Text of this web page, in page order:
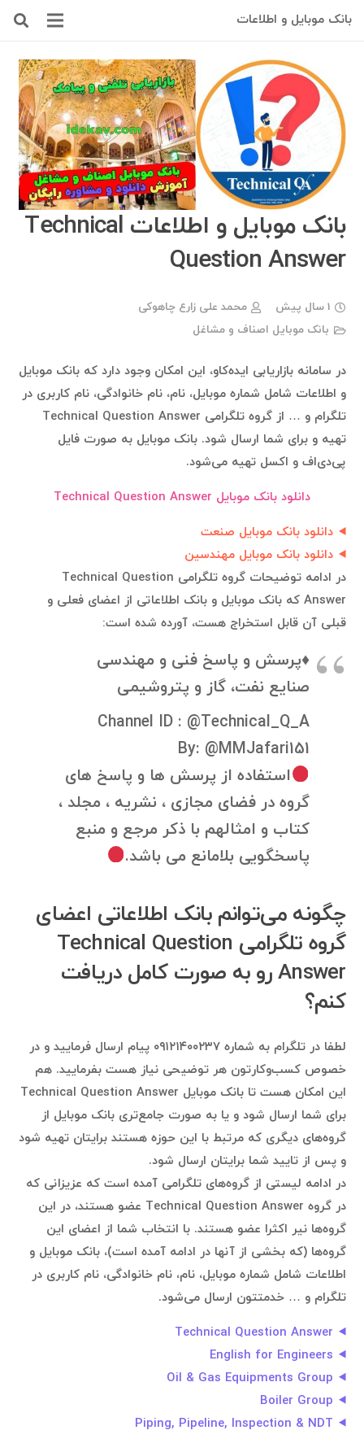
بانک موبایل و اطلاعات
بانک موبایل و اطلاعات Technical
Question Answer
1 سال پیش
محمد علی زارع چاهوکی
بانک موبایل اصناف و مشاغل
در سامانه بازاریابی ایده‌کاو، این امکان وجود دارد که بانک موبایل
و اطلاعات شامل شماره موبایل، نام، نام خانوادگی، نام کاربری در
تلگرام و … از گروه تلگرامی Technical Question Answer
تهیه و برای شما ارسال شود. بانک موبایل به صورت فایل
پی‌دی‌اف و اکسل تهیه می‌شود.
دانلود بانک موبایل Technical Question Answer
دانلود بانک موبایل صنعت
دانلود بانک موبایل مهندسین
در ادامه توضیحات گروه تلگرامی Technical Question
Answer که بانک موبایل و بانک اطلاعاتی از اعضای فعلی و
قبلی آن قابل استخراج هست، آورده شده است:
♦️پرسش و پاسخ فنی و مهندسی
صنایع نفت، گاز و پتروشیمی
Channel ID : @Technical_Q_A
By: @MMJafari151
استفاده از پرسش ها و پاسخ های
گروه در فضای مجازی ، نشریه ، مجلد ،
کتاب و امثالهم با ذکر مرجع و منبع
پاسخگویی بلامانع می باشد.
چگونه می‌توانم بانک اطلاعاتی اعضای
گروه تلگرامی Technical Question
Answer رو به صورت کامل دریافت
کنم؟
لطفا در تلگرام به شماره ۰۹۱۲۱۴۰۰۲۳۷ پیام ارسال فرمایید و در
خصوص کسب‌وکارتون هر توضیحی نیاز هست بفرمایید. هم
این امکان هست تا بانک موبایل Technical Question Answer
برای شما ارسال شود و یا به صورت جامع‌تری بانک موبایل از
گروه‌های دیگری که مرتبط با این حوزه هستند برایتان تهیه شود
و پس از تایید شما برایتان ارسال شود.
در ادامه لیستی از گروه‌های تلگرامی آمده است که عزیزانی که
در گروه Technical Question Answer عضو هستند، در این
گروه‌ها نیر اکثرا عضو هستند. با انتخاب شما از اعضای این
گروه‌ها (که بخشی از آنها در ادامه آمده است)، بانک موبایل و
اطلاعات شامل شماره موبایل، نام، نام خانوادگی، نام کاربری در
تلگرام و … خدمتتون ارسال می‌شود.
Technical Question Answer
English for Engineers
Oil & Gas Equipments Group
Boiler Group
Piping, Pipeline, Inspection & NDT